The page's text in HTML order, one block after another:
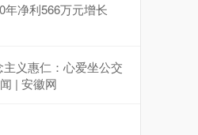
年净利566万元增长
义惠仁：心爱坐公交
| 安徽网